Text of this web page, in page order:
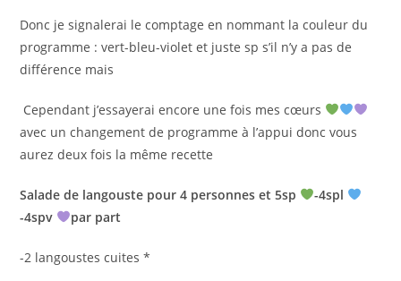
Donc je signalerai le comptage en nommant la couleur du
programme : vert-bleu-violet et juste sp s’il n’y a pas de
différence mais
Cependant j’essayerai encore une fois mes cœurs
avec un changement de programme à l’appui donc vous
aurez deux fois la même recette
Salade de langouste pour 4 personnes et 5sp
-4spl
-4spv
par part
-2 langoustes cuites *